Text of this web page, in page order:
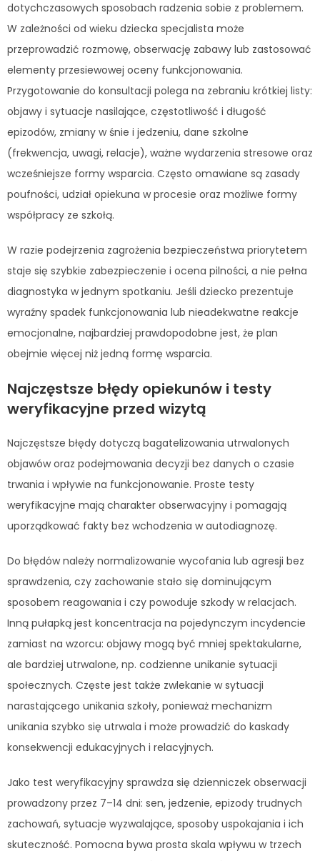
dotychczasowych sposobach radzenia sobie z problemem.
W zależności od wieku dziecka specjalista może
przeprowadzić rozmowę, obserwację zabawy lub zastosować
elementy przesiewowej oceny funkcjonowania.
Przygotowanie do konsultacji polega na zebraniu krótkiej listy:
objawy i sytuacje nasilające, częstotliwość i długość
epizodów, zmiany w śnie i jedzeniu, dane szkolne
(frekwencja, uwagi, relacje), ważne wydarzenia stresowe oraz
wcześniejsze formy wsparcia. Często omawiane są zasady
poufności, udział opiekuna w procesie oraz możliwe formy
współpracy ze szkołą.
W razie podejrzenia zagrożenia bezpieczeństwa priorytetem
staje się szybkie zabezpieczenie i ocena pilności, a nie pełna
diagnostyka w jednym spotkaniu. Jeśli dziecko prezentuje
wyraźny spadek funkcjonowania lub nieadekwatne reakcje
emocjonalne, najbardziej prawdopodobne jest, że plan
obejmie więcej niż jedną formę wsparcia.
Najczęstsze błędy opiekunów i testy
weryfikacyjne przed wizytą
Najczęstsze błędy dotyczą bagatelizowania utrwalonych
objawów oraz podejmowania decyzji bez danych o czasie
trwania i wpływie na funkcjonowanie. Proste testy
weryfikacyjne mają charakter obserwacyjny i pomagają
uporządkować fakty bez wchodzenia w autodiagnozę.
Do błędów należy normalizowanie wycofania lub agresji bez
sprawdzenia, czy zachowanie stało się dominującym
sposobem reagowania i czy powoduje szkody w relacjach.
Inną pułapką jest koncentracja na pojedynczym incydencie
zamiast na wzorcu: objawy mogą być mniej spektakularne,
ale bardziej utrwalone, np. codzienne unikanie sytuacji
społecznych. Częste jest także zwlekanie w sytuacji
narastającego unikania szkoły, ponieważ mechanizm
unikania szybko się utrwala i może prowadzić do kaskady
konsekwencji edukacyjnych i relacyjnych.
Jako test weryfikacyjny sprawdza się dzienniczek obserwacji
prowadzony przez 7–14 dni: sen, jedzenie, epizody trudnych
zachowań, sytuacje wyzwalające, sposoby uspokajania i ich
skuteczność. Pomocna bywa prosta skala wpływu w trzech